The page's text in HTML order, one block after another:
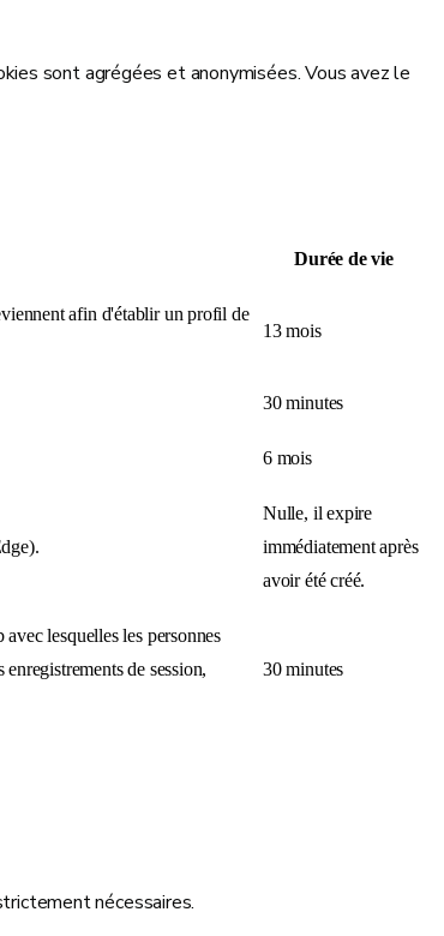
sont agrégées et anonymisées. Vous avez le
Durée de vie
afin d'établir un profil de
13 mois
30 minutes
6 mois
Nulle, il expire
immédiatement après
avoir été créé.
lesquelles les personnes
de session,
30 minutes
nécessaires.